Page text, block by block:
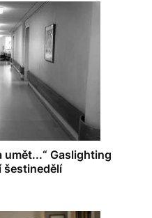
umět...“ Gaslighting
šestinedělí